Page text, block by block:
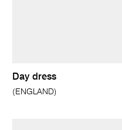
Day dress
(ENGLAND)